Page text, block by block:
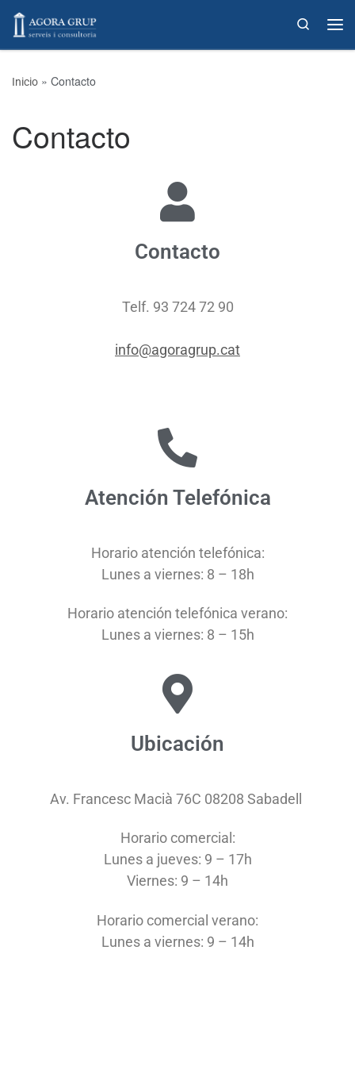
Skip to content Search
Inicio » Contacto
Contacto
Contacto
Telf. 93 724 72 90
info@agoragrup.cat
Atención Telefónica
Horario atención telefónica:
Lunes a viernes: 8 – 18h
Horario atención telefónica verano:
Lunes a viernes: 8 – 15h
Ubicación
Av. Francesc Macià 76C 08208 Saba​dell​
Hor​ario comercial:
Lunes a jueves: 9 – 17h​​
Viernes: 9 – 14h
Horario comercial verano:
Lunes a viernes: 9 – 14h